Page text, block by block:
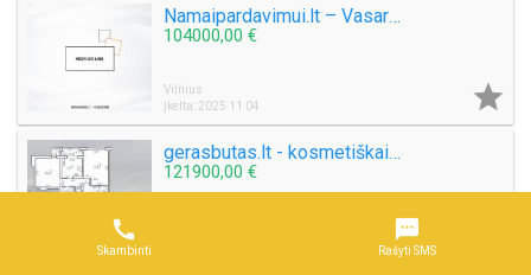

Skambinti

Rašyti SMS
Namaipardavimui.lt – Vasarnamis ramioje aplinkoje, netoli miesto, su patogiu susisiekimu
104000,00 €
Vilnius
Įkelta: 2025 11 04

gerasbutas.lt - kosmetiškai suremontuotas butas, toliau nuo pagrindinių gatvių
121900,00 €